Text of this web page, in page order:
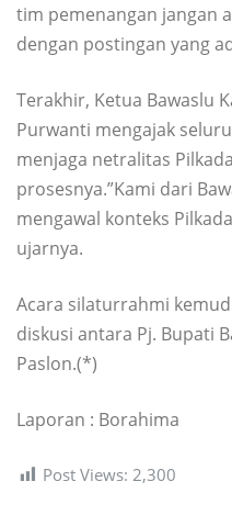
tim pemenangan jangan
dengan postingan yang
Terakhir, Ketua Bawaslu
Purwanti mengajak
menjaga netralitas
prosesnya.”Kami dari
mengawal konteks
ujarnya.
Acara silaturrahmi
diskusi antara Pj. Bupati
Paslon.(*)
Laporan : Borahima
Post Views: 2,300